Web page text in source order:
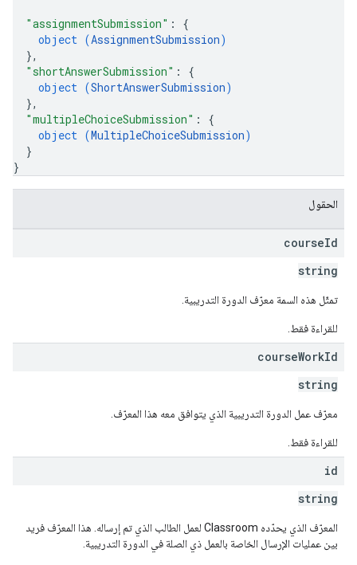
"assignmentSubmission" : {
object (AssignmentSubmission)
},
"shortAnswerSubmission" : {
object (ShortAnswerSubmission)
},
"multipleChoiceSubmission" : {
object (MultipleChoiceSubmission)
}
}
الحقول
courseId
string
تمثّل هذه السمة معرّف الدورة التدريبية.
للقراءة فقط.
courseWorkId
string
معرّف عمل الدورة التدريبية الذي يتوافق معه هذا المعرّف.
للقراءة فقط.
id
string
المعرّف الذي يحدّده Classroom لعمل الطالب الذي تم إرساله. هذا المعرّف فريد
بين عمليات الإرسال الخاصة بالعمل ذي الصلة في الدورة التدريبية.